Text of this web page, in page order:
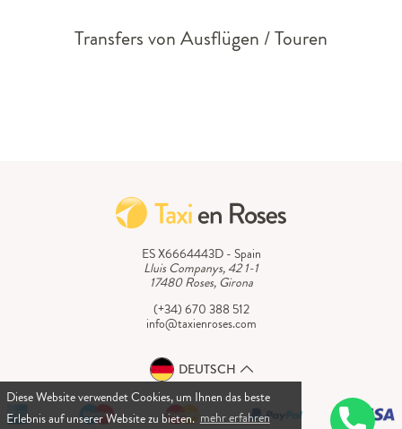
Diese Website verwendet Cookies, um Ihnen das beste
Erlebnis auf unserer Website zu bieten. mehr erfahren
Transfers von Ausflügen / Touren
ES X6664443D - Spain
Lluis Companys, 42 1-1
17480 Roses, Girona
(+34) 670 388 512
info@taxienroses.com
DEUTSCH